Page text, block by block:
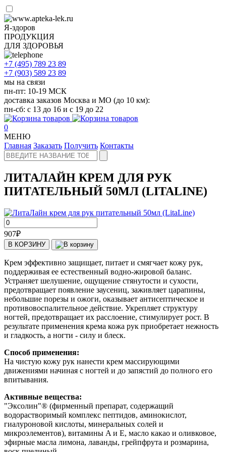
Я-здоров
ПРОДУКЦИЯ
ДЛЯ ЗДОРОВЬЯ
+7 (495) 789 23 89
+7 (903) 589 23 89
мы на связи
пн-пт: 10-19 МСК
доставка заказов Москва и МО (до 10 км):
пн-сб: с 13 до 16 и с 19 до 22
0
МЕНЮ
Главная Заказать Получить Контакты
ЛИТАЛАЙН КРЕМ ДЛЯ РУК
ПИТАТЕЛЬНЫЙ 50МЛ (LITALINE)
907₽
В КОРЗИНУ
Крем эффективно защищает, питает и смягчает кожу рук,
поддерживая ее естественный водно-жировой баланс.
Устраняет шелушение, ощущение стянутости и сухости,
предотвращает появление заусениц, заживляет царапины,
небольшие порезы и ожоги, оказывает антисептическое и
противовоспалительное действие. Укрепляет структуру
ногтей, предотвращает их расслоение, стимулирует рост. В
результате применения крема кожа рук приобретает нежность
и гладкость, а ногти - силу и блеск.
Способ применения:
На чистую кожу рук нанести крем массирующими
движениями начиная с ногтей и до запястий до полного его
впитывания.
Активные вещества:
"Эксолин"® (фирменный препарат, содержащий
водорастворимый комплекс пептидов, аминокислот,
гиалуроновой кислоты, минеральных солей и
микроэлементов), витамины A и E, масло какао и оливковое,
эфирные масла лимона, лаванды, грейпфрута и розмарина,